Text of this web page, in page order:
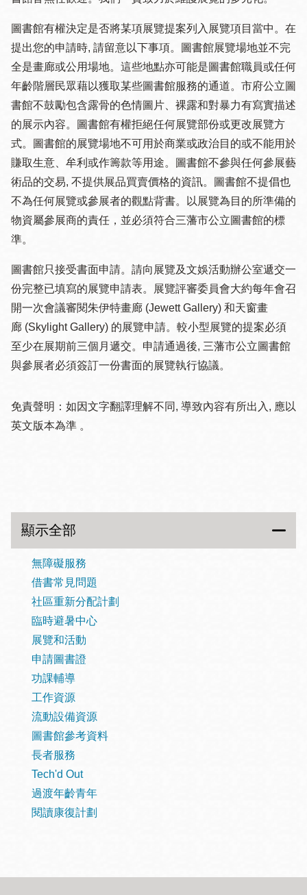
圖書館有權決定是否將某項展覽提案列入展覽項目當中。在
提出您的申請時, 請留意以下事項。圖書館展覽場地並不完
全是畫廊或公用場地。這些地點亦可能是圖書館職員或任何
年齡階層民眾藉以獲取某些圖書館服務的通道。市府公立圖
書館不鼓勵包含露骨的色情圖片、裸露和對暴力有寫實描述
的展示內容。圖書館有權拒絕任何展覽部份或更改展覽方
式。圖書館的展覽場地不可用於商業或政治目的或不能用於
賺取生意、牟利或作籌款等用途。圖書館不參與任何參展藝
術品的交易, 不提供展品買賣價格的資訊。圖書館不提倡也
不為任何展覽或參展者的觀點背書。以展覽為目的所準備的
物資屬參展商的責任，並必須符合三藩市公立圖書館的標
準。
圖書館只接受書面申請。請向展覽及文娛活動辦公室遞交一
份完整已填寫的展覽申請表。展覽評審委員會大約每年會召
開一次會議審閱朱伊特畫廊 (Jewett Gallery) 和天窗畫
廊 (Skylight Gallery) 的展覽申請。較小型展覽的提案必須
至少在展期前三個月遞交。申請通過後, 三藩市公立圖書館
與參展者必須簽訂一份書面的展覽執行協議。
免責聲明：如因文字翻譯理解不同, 導致內容有所出入, 應以
英文版本為準 。
顯示全部
無障礙服務
借書常見問題
社區重新分配計劃
臨時避暑中心
展覽和活動
申請圖書證
功課輔導
工作資源
流動設備資源
圖書館參考資料
長者服務
Tech'd Out
過渡年齡青年
閱讀康復計劃